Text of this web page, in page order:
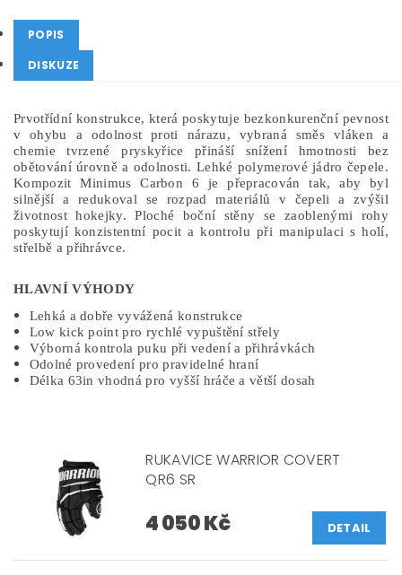
POPIS
DISKUZE
Prvotřídní konstrukce, která poskytuje bezkonkurenční pevnost
v ohybu a odolnost proti nárazu, vybraná směs vláken
a
chemie tvrzené pryskyřice přináší snížení hmotnosti bez
obětování úrovně a odolnosti. Lehké polymerové jádro čepele.
Kompozit Minimus Carbon 6 je přepracován tak, aby byl
silnější a redukoval se
rozpad materiálů v čepeli a zvýšil
životnost hokejky.Ploché boční stěny se zaoblenými rohy
poskytují konzistentní pocit a kontrolu při manipulaci s holí,
střelbě a přihrávce.
HLAVNÍ VÝHODY
Lehká a dobře vyvážená konstrukce
Low kick point pro rychlé vypuštění střely
Výborná kontrola puku při vedení a přihrávkách
Odolné provedení pro pravidelné hraní
Délka 63in vhodná pro vyšší hráče a větší dosah
RUKAVICE WARRIOR COVERT
QR6 SR
4 050 Kč DETAIL